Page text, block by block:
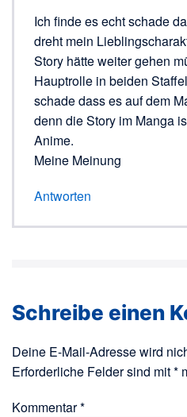
Ich finde es echt schade
dreht mein
Story hätte weiter gehen
Hauptrolle in beiden
schade dass es auf dem
denn die Story im Manga
Anime.
Meine Meinung
Antworten
Schreibe einen
Deine E-Mail-Adresse wird
Erforderliche Felder sind mit*
Kommentar*